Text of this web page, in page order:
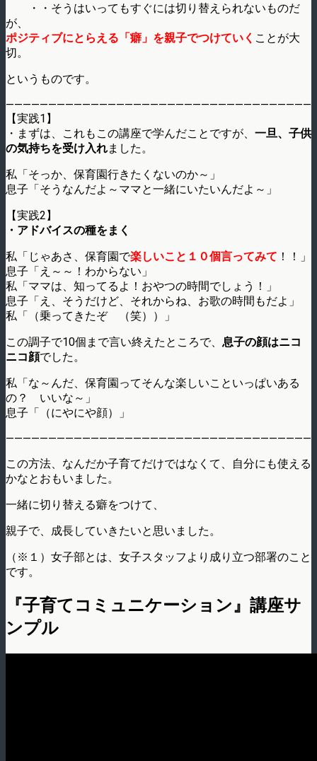
・・そうはいってもすぐには切り替えられないものだ
が、
ポジティブにとらえる「癖」を親子でつけていく ことが大
切。
というものです。
————————————————————————————————————
【実践1】
・まずは、これもこの講座で学んだことですが、 一旦、子供
の気持ちを受け入れました。
私「そっか、保育園行きたくないのか～」
息子「そうなんだよ～ママと一緒にいたいんだよ～」
【実践2】
・アドバイスの種をまく
私「じゃあさ、保育園で楽しいこと１０個言ってみて ！！」
息子「え～～！わからない」
私「ママは、知ってるよ！おやつの時間でしょう！」
息子「え、そうだけど、それからね、お歌の時間もだよ」
私「（乗ってきたぞ （笑））」
この調子で10個まで言い終えたところで、 息子の顔はニコ
ニコ顔でした。
私「な～んだ、保育園ってそんな楽しいこといっぱいある
の？ いいな～」
息子「（にやにや顔）」
————————————————————————————————————
この方法、なんだか子育てだけではなくて、自分にも使える
かなとおもいました。
一緒に切り替える癖をつけて、
親子で、成長していきたいと思いました。
（※１）女子部とは、女子スタッフより成り立つ部署のこと
です。
『子育てコミュニケーション』講座サ
ンプル